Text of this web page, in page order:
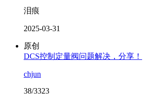
泪痕
2025-03-31
原创
DCS控制定量阀问题解决，分享！
chjun
38/3323